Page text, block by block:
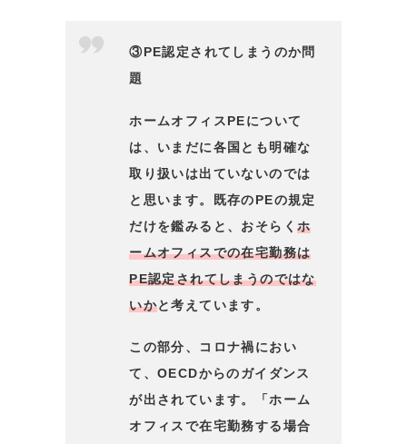
③PE認定されてしまうのか問
題
ホームオフィスPEについて
は、いまだに各国とも明確な
取り扱いは出ていないのでは
と思います。既存のPEの規定
だけを鑑みると、おそらくホ
ームオフィスでの在宅勤務は
PE認定されてしまうのではな
いかと考えています。
この部分、コロナ禍におい
て、OECDからのガイダンス
が出されています。「ホーム
オフィスで在宅勤務する場合